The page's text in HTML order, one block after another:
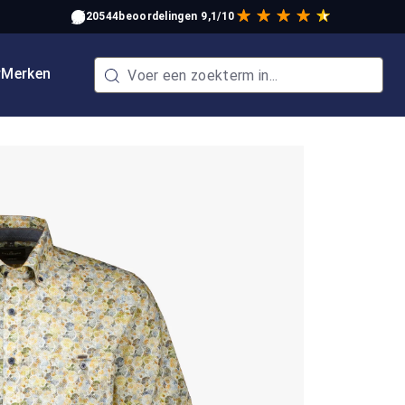
20544beoordelingen 9,1/10
Merken